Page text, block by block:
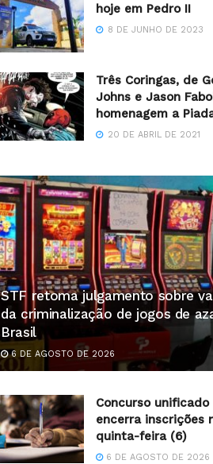
hoje em Pedro II
8 DE JUNHO DE 2023
Três Coringas, de
Johns e Jason
homenagem a
20 DE ABRIL DE 2021
STF retoma julgamento sobre
da criminalização de jogos de
Brasil
6 DE AGOSTO DE 2026
Concurso unificado
encerra inscrições
quinta-feira (6)
6 DE AGOSTO DE 2026